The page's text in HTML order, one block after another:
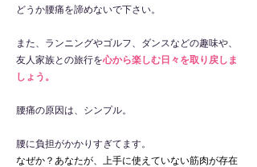
どうか腰痛を諦めないで下さい。
また、ランニングやゴルフ、ダンスなどの趣味や、
友人家族との旅行を心から楽しむ日々を取り戻しま
しょう。
腰痛の原因は、シンプル。
腰に負担がかかりすぎてます。
なぜか？あなたが、上手に使えていない筋肉が存在